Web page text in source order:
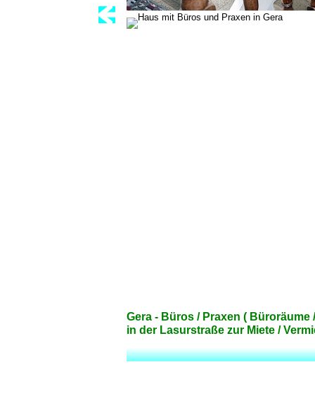
Gera - Büros / Praxen (
in der Lasurstraße zur Miete /